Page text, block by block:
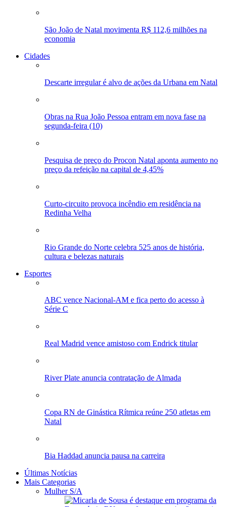
São João de Natal movimenta R$ 112,6 milhões na
economia
Cidades
Descarte irregular é alvo de ações da Urbana em Natal
Obras na Rua João Pessoa entram em nova fase na
segunda-feira (10)
Pesquisa de preço do Procon Natal aponta aumento no
preço da refeição na capital de 4,45%
Curto-circuito provoca incêndio em residência na
Redinha Velha
Rio Grande do Norte celebra 525 anos de história,
cultura e belezas naturais
Esportes
ABC vence Nacional-AM e fica perto do acesso à
Série C
Real Madrid vence amistoso com Endrick titular
River Plate anuncia contratação de Almada
Copa RN de Ginástica Rítmica reúne 250 atletas em
Natal
Bia Haddad anuncia pausa na carreira
Últimas Notícias
Mais Categorias
Mulher S/A